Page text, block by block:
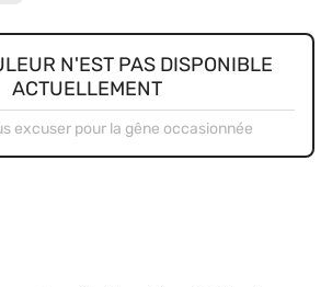
N'EST PAS DISPONIBLE
ACTUELLEMENT
excuser pour la gêne occasionnée